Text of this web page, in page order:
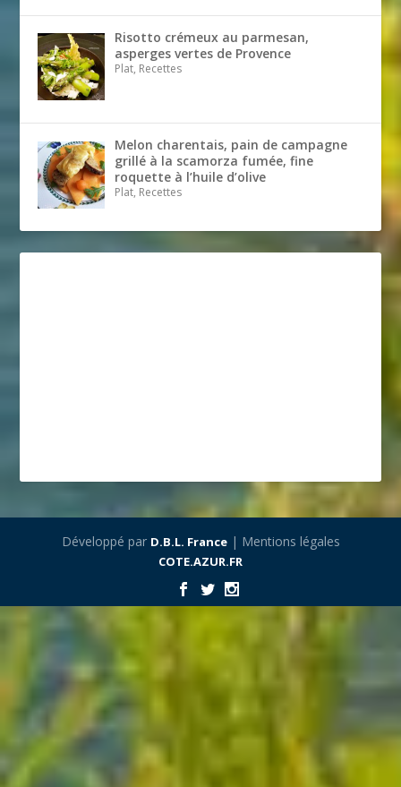
Risotto crémeux au parmesan,
asperges vertes de Provence
Plat, Recettes
Melon charentais, pain de campagne
grillé à la scamorza fumée, fine
roquette à l’huile d’olive
Plat, Recettes
Développé par D.B.L. France| Mentions légales
COTE.AZUR.FR